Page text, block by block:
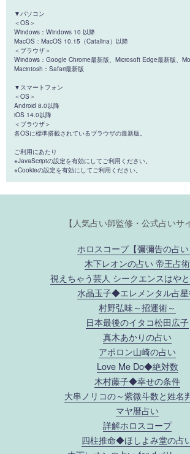
▼パソコン
＜OS＞
Windows：Windows 10 以降
MacOS：MacOS 10.15（Catalina）以降
＜ブラウザ＞
Windows：Google Chrome最新版、Microsoft Edge最新版、
Macintosh：Safari最新版
▼スマートフォン
＜OS＞
Android 8.0以降
iOS 14.0以降
＜ブラウザ＞
各OSに標準搭載されているブラウザの最新版。
ご利用にあたり
※JavaScriptの設定を有効にしてご利用ください。
※Cookieの設定を有効にしてご利用ください。
【人気占い師監修・公式占いサ
ホロスコープ【彌彌告の占い
木下レオンの占い 帝王占術
視えちゃう芸人 シークエンスはや
水晶玉子◆エレメンタル占
村野弘味～招運術～
日本最後のイタコ松田広子
真木あかりの占い
アポロン山崎の占い
Love Me Do◆絶対数
木村藤子◆幸せの条件
大串ノリコの～紫微斗数と姓名
マヤ暦占い
詳解ホロスコープ
四柱推命◆ほしよみ堂の占